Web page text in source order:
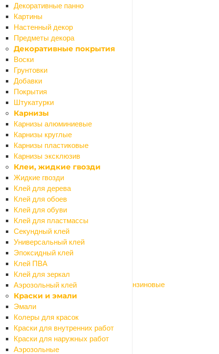
Декоративные панно
Картины
Настенный декор
Предметы декора
Декоративные покрытия
Воски
Грунтовки
Добавки
Покрытия
Штукатурки
Карнизы
Карнизы алюминиевые
Карнизы круглые
Карнизы пластиковые
Карнизы эксклюзив
Клеи, жидкие гвозди
Жидкие гвозди
Клей для дерева
Клей для обоев
Клей для обуви
Клей для пластмассы
Секундный клей
Универсальный клей
Эпоксидный клей
Клей ПВА
Клей для зеркал
Аэрозольный клей
Краски и эмали
Эмали
Колеры для красок
Краски для внутренних работ
Краски для наружных работ
Аэрозольные
Для внутренних и наружных работ
Для внутренних работ
По дереву
Шпаклевки-замазки
Эпоксидные шпаклевки
Инструменты
Назад
Инструменты
Электроинструмент
Назад
Электроинструмент
Бетоносмесители
Болгарки (УШМ)
Бурильные установки
Вибраторы глубинные
Газовое, газосварочное оборудование
Гайковерты
Генераторы
Граверы
Дрели сетевые
Клеящий электроинструмент
Компрессоры
Красящий электроинструмент
Крепежный электроинструмент
Лобзики
Миксеры строительные
Мотобуры, мотопомпы, виброплиты бензиновые
Мультитулы
Наборы электроинструмента
Ножницы по металлу эл.
Отбойные молотки
Отвертки аккумуляторные
Перфораторы